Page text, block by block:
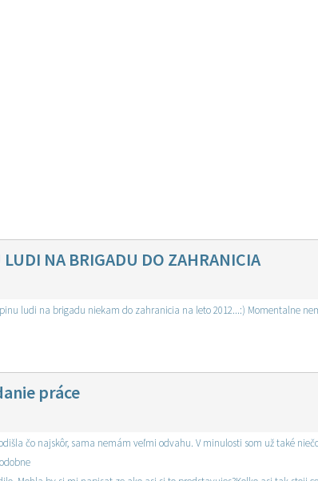
NA BRIGADU DO ZAHRANICIA
alebo skupinu ludi na brigadu niekam do zahranicia na leto 2012...:)
práce
odišla čo najskôr, sama nemám veľmi odvahu. V minulosti som už také